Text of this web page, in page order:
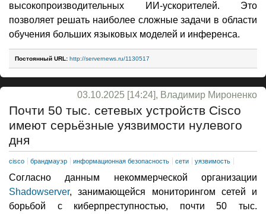
высокопроизводительных ИИ-ускорителей. Это
позволяет решать наиболее сложные задачи в области
обучения больших языковых моделей и инференса.
Постоянный URL: http://servernews.ru/1130517
03.10.2025 [14:24], Владимир Мироненко
Почти 50 тыс. сетевых устройств Cisco
имеют серьёзные уязвимости нулевого
дня
cisco брандмауэр информационная безопасность сети уязвимость
Согласно данным некоммерческой организации
Shadowserver, занимающейся мониторингом сетей и
борьбой с киберпреступностью, почти 50 тыс.